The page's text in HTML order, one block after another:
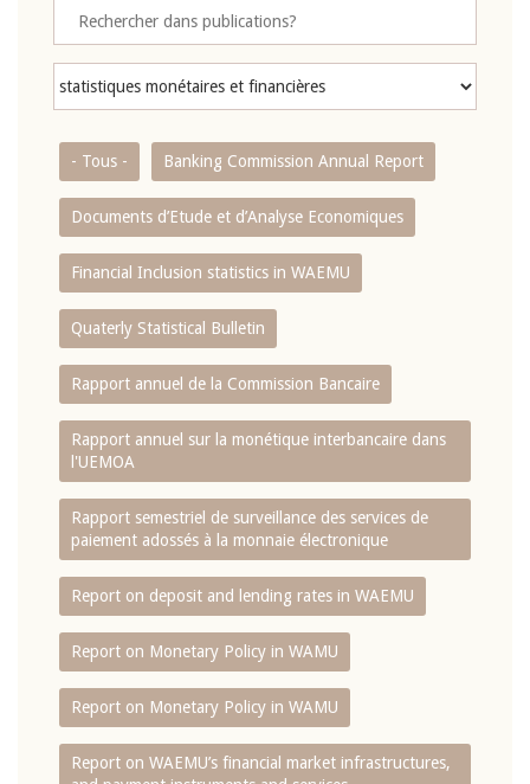
- Tous - Banking Commission Annual Report
Documents d’Etude et d’Analyse Economiques
Financial Inclusion statistics in WAEMU
Quaterly Statistical Bulletin
Rapport annuel de la Commission Bancaire
Rapport annuel sur la monétique interbancaire dans
l'UEMOA
Rapport semestriel de surveillance des services de
paiement adossés à la monnaie électronique
Report on deposit and lending rates in WAEMU
Report on Monetary Policy in WAMU
Report on Monetary Policy in WAMU
Report on WAEMU’s financial market infrastructures,